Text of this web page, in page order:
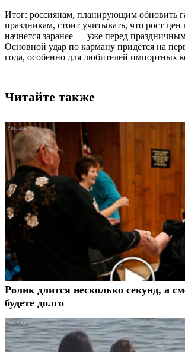
Итог: россиянам, планирующим обновить
праздникам, стоит учитывать, что рост
начнется заранее — уже перед
Основной удар по карману придётся на
года, особенно для любителей импортных
Читайте также
Ролик длится несколько секунд, а
будете долго